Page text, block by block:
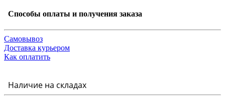
Способы оплаты и получения заказа
Самовывоз
Доставка курьером
Как оплатить
Наличие на складах